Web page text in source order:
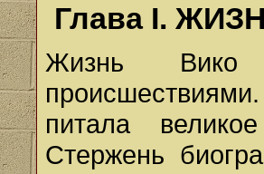
Глава I.
Жизнь Вико
питала
Стержень